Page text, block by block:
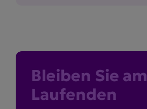
Bleiben Sie am
Laufenden